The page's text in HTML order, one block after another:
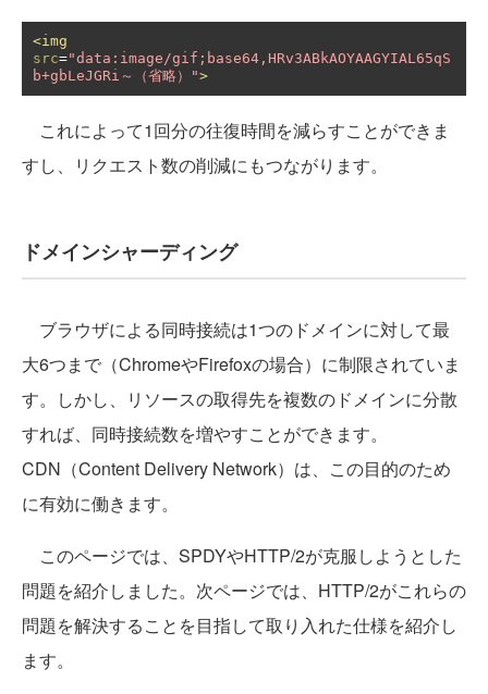
<img
src="data:image/gif;base64,HRv3ABkAOYAAGYIAL65qS
b+gbLeJGRi～（省略）">
これによって1回分の往復時間を減らすことができま
すし、リクエスト数の削減にもつながります。
ドメインシャーディング
ブラウザによる同時接続は1つのドメインに対して最
大6つまで（ChromeやFirefoxの場合）に制限されていま
す。しかし、リソースの取得先を複数のドメインに分散
すれば、同時接続数を増やすことができます。
CDN（Content Delivery Network）は、この目的のため
に有効に働きます。
このページでは、SPDYやHTTP/2が克服しようとした
問題を紹介しました。次ページでは、HTTP/2がこれらの
問題を解決することを目指して取り入れた仕様を紹介し
ます。